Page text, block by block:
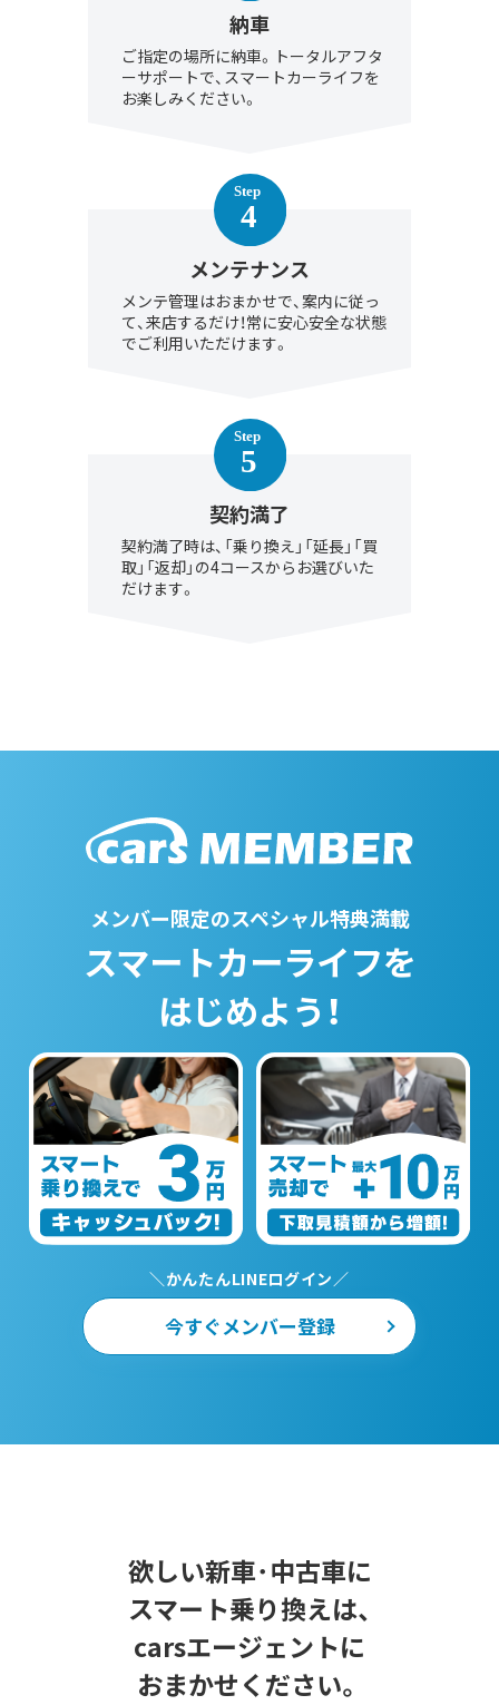
納車
ご指定の場所に納車。トータルアフタ
ーサポートで、スマートカーライフを
お楽しみください。
メンテナンス
メンテ管理はおまかせで、案内に従っ
て、来店するだけ！常に安心安全な状態
でご利用いただけます。
契約満了
契約満了時は、「乗り換え」「延長」「買
取」「返却」の4コースからお選びいた
だけます。
メンバー限定のスペシャル特典満載
スマートカーライフを
はじめよう！
＼かんたんLINEログイン／
今すぐメンバー登録
欲しい新車･中古車に
スマート乗り換えは、
carsエージェントに
おまかせください。